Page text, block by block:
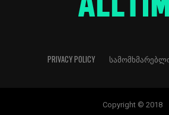
PRIVACY POLICY
Copyright © 2018